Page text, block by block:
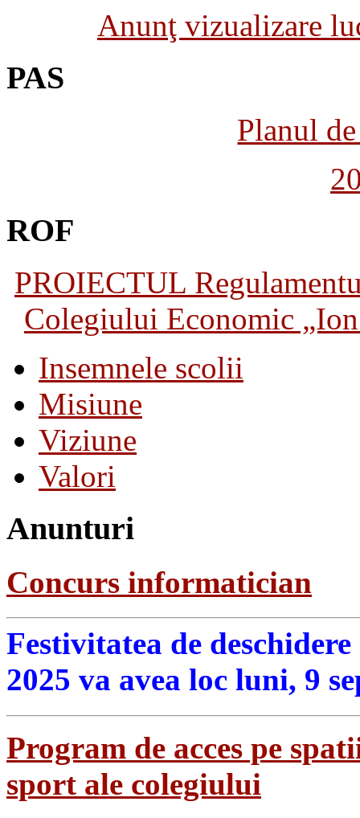
Anunţ vizualizare
PAS
Planul
ROF
PROIECTUL
Colegiului Economic
Insemnele scolii
Misiune
Viziune
Valori
Anunturi
Concurs informatician
Festivitatea de
2025 va avea loc luni, 9
Program de acces pe
sport ale colegiului